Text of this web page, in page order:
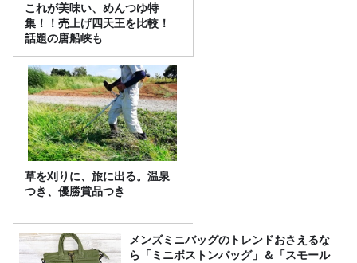
これが美味い、めんつゆ特
集！！売上げ四天王を比較！
話題の唐船峡も
草を刈りに、旅に出る。温泉
つき、優勝賞品つき
メンズミニバッグのトレンドおさえるな
ら「ミニボストンバッグ」＆「スモール